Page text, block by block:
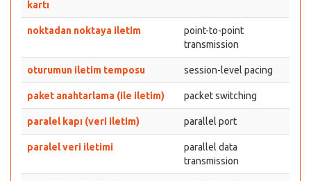
kartı
noktadan noktaya iletim
point-to-point
transmission
oturumun iletim temposu session-level pacing
paket anahtarlama (ile iletim) packet switching
paralel kapı (veri iletim) parallel port
paralel veri iletimi
parallel data
transmission